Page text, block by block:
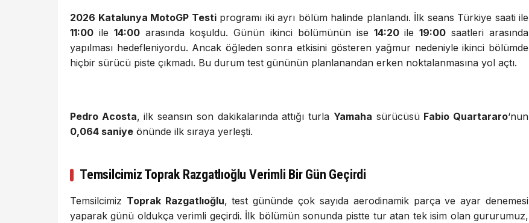
2026 Katalunya MotoGP Testiprogramı iki ayrı bölüm halinde planlandı. İlk seans Türkiye saati ile
11:00 ile 14:00arasında koşuldu. Günün ikinci bölümünün ise 14:20ile19:00 saatleri arasında
yapılması hedefleniyordu. Ancak öğleden sonra etkisini gösteren yağmur nedeniyle ikinci bölümde
hiçbir sürücü piste çıkmadı. Bu durum test gününün planlanandan erken noktalanmasına yol açtı.
Pedro Acosta, ilk seansın son dakikalarında attığı turla Yamaha sürücüsü Fabio Quartararo‘nun
0,064 saniye önünde ilk sıraya yerleşti.
Temsilcimiz Toprak Razgatlıoğlu Verimli Bir Gün Geçirdi
Temsilcimiz Toprak Razgatlıoğlu, test gününde çok sayıda aerodinamik parça ve ayar denemesi
yaparak günü oldukça verimli geçirdi. İlk bölümün sonunda pistte tur atan tek isim olan gururumuz,